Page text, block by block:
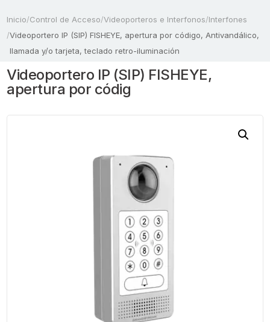
Inicio/Control de Acceso/Videoporteros e Interfonos/Interfones
/Videoportero IP (SIP) FISHEYE, apertura por código, Antivandálico,
llamada y/o tarjeta, teclado retro-iluminación
Videoportero IP (SIP) FISHEYE,
apertura por códig